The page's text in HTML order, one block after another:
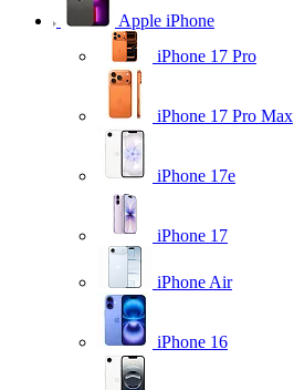
Apple iPhone
iPhone 17 Pro
iPhone 17 Pro Max
iPhone 17e
iPhone 17
iPhone Air
iPhone 16